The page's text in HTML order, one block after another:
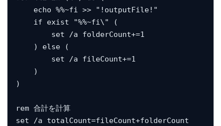
    echo %%~fi >> "!outputFile!"
    if exist "%%~fi\" (
        set /a folderCount+=1
    ) else (
        set /a fileCount+=1
    )
)
rem 合計を計算
set /a totalCount=fileCount+folderCount